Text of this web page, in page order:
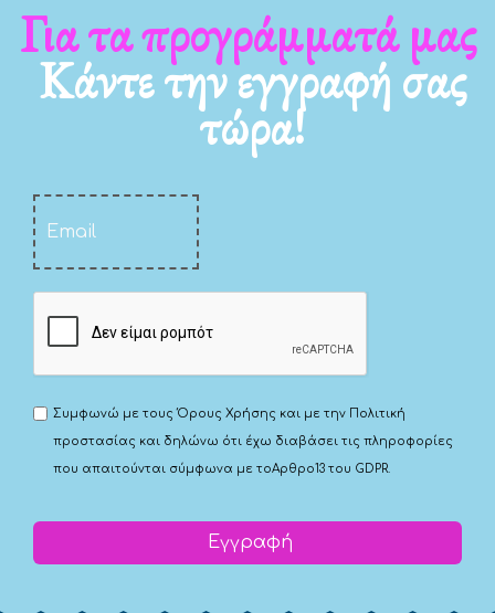
Για τα νέα μας
Κάντε την εγγραφή σας
τώρα!
Συμφωνώ με τουςΌρους Χρήσης και με την Πολιτική
προστασίας και δηλώνω ότι έχω διαβάσει τις πληροφορίες
που απαιτούνται σύμφωνα με τοΑρθρο13 του GDPR.
Εγγραφή